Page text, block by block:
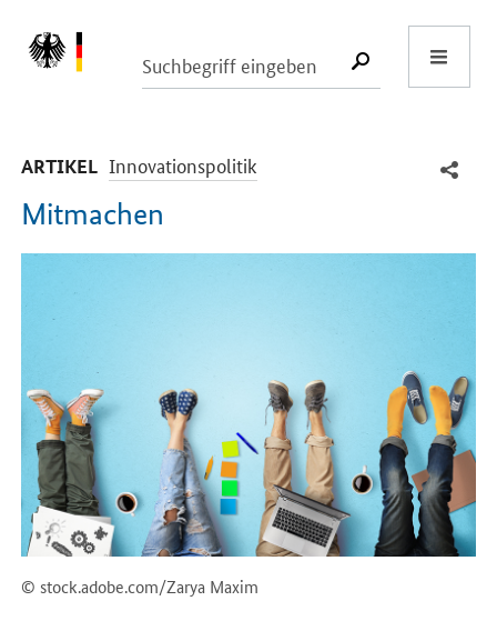
SUCHE
ARTIKEL -
Innovationspolitik
Mitmachen
Einleitung
© stock.adobe.com/Zarya Maxim